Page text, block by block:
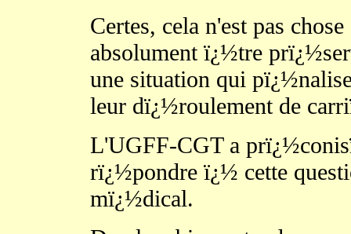
Certes, cela n'est pas
absolument ï¿½tre
une situation qui
leur dï¿½roulement de
L'UGFF-CGT a
rï¿½pondre ï¿½ cette
mï¿½dical.